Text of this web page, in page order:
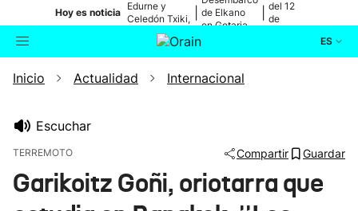
Hoy es noticia
Edurne y
Celedón Txiki,
en directo
de Elkano
en Getaria
del 12
de
ES
Buscador Actualidad
Inicio Actualidad Internacional
Escuchar
TERREMOTO Compartir Guardar
Garikoitz Goñi, oriotarra que